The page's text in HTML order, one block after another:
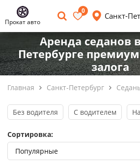
Прокат авто
0
Санкт-
Аренда седанов
Петербурге премиум
залога
Главная Санкт-Петербург
Без водителя С водителем
Сортировка: